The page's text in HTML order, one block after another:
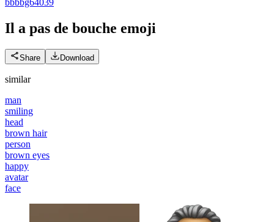
bbbbg64039
Il a pas de bouche emoji
Share Download
similar
man
smiling
head
brown hair
person
brown eyes
happy
avatar
face